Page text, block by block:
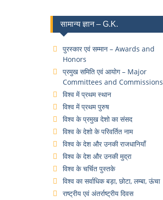
सामान्य ज्ञान – G.K.
पुरस्कार एवं सम्मान – Awards and
Honors
प्रमुख समिति एवं आयोग – Major
Committees and Commissions
विश्व में प्रथम स्थान
विश्व में प्रथम पुरुष
विश्व के प्रमुख देशो का संसद
विश्व के देशो के परिवर्तित नाम
विश्व के देश और उनकी राजधानियाँ
विश्व के देश और उनकी मुद्रा
विश्व के चर्चित पुस्तके
विश्व का सर्वाधिक बड़ा, छोटा, लम्बा, ऊंचा
राष्ट्रीय एवं अंतर्राष्ट्रीय दिवस